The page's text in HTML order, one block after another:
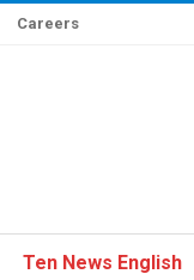
Careers
Ten News English